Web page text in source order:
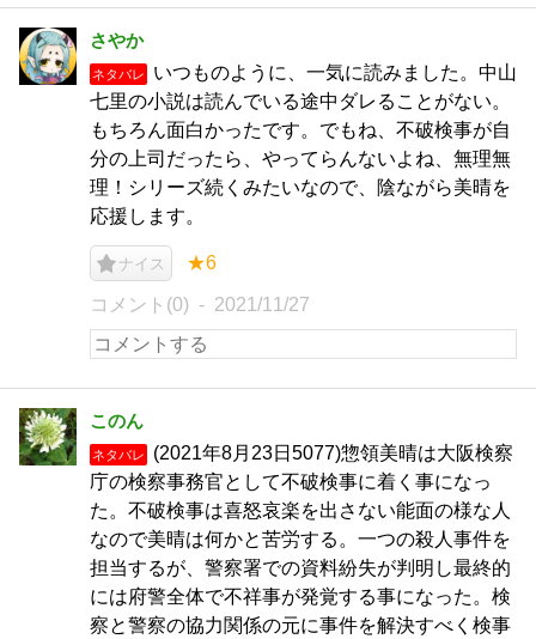
さやか
ネタバレ
いつものように、一気に読みました。中山
七里の小説は読んでいる途中ダレることがない。
もちろん面白かったです。でもね、不破検事が自
分の上司だったら、やってらんないよね、無理無
理！シリーズ続くみたいなので、陰ながら美晴を
応援します。
ナイス ★6
コメント(0) 2021/11/27
このん
ネタバレ
(2021年8月23日5077)惣領美晴は大阪検察
庁の検察事務官として不破検事に着く事になっ
た。不破検事は喜怒哀楽を出さない能面の様な人
なので美晴は何かと苦労する。一つの殺人事件を
担当するが、警察署での資料紛失が判明し最終的
には府警全体で不祥事が発覚する事になった。検
察と警察の協力関係の元に事件を解決すべく検事